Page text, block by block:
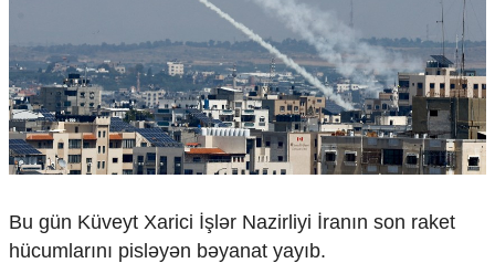
Təhlil
Siyasi
Geosiyasi
İqtisadi
Sosioloji
Araşdırma
Multimedia
Bu gün Küveyt Xarici İşlər Nazirliyi İranın son raket
hücumlarını pisləyən bəyanat yayıb.